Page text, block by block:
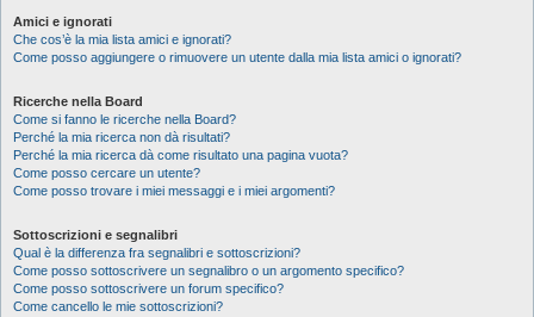
Amici e ignorati
Che cos’è la mia lista amici e ignorati?
Come posso aggiungere o rimuovere un utente dalla mia lista amici o ignorati?
Ricerche nella Board
Come si fanno le ricerche nella Board?
Perché la mia ricerca non dà risultati?
Perché la mia ricerca dà come risultato una pagina vuota?
Come posso cercare un utente?
Come posso trovare i miei messaggi e i miei argomenti?
Sottoscrizioni e segnalibri
Qual è la differenza fra segnalibri e sottoscrizioni?
Come posso sottoscrivere un segnalibro o un argomento specifico?
Come posso sottoscrivere un forum specifico?
Come cancello le mie sottoscrizioni?